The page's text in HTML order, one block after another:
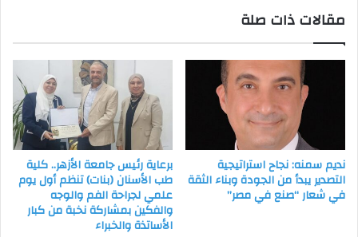
تحديات
مقالات ذات صلة
نديم سمنه: نجاح استراتيجية
التصدير يبدأ من الجودة وبناء الثقة
في شعار “صنع في مصر”
برعاية رئيس جامعة الأزهر.. كلية
طب الأسنان (بنات) تنظم أول يوم
علمي لجراحة الفم والوجه
والفكين بمشاركة نخبة من كبار
الأساتذة والخبراء